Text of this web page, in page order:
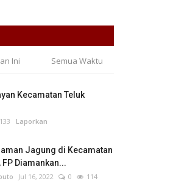
Ini Semua Waktu
Kecamatan Teluk
133 Laporkan
Jagung di Kecamatan
FP Diamankan...
Jul 16, 2022 0
114